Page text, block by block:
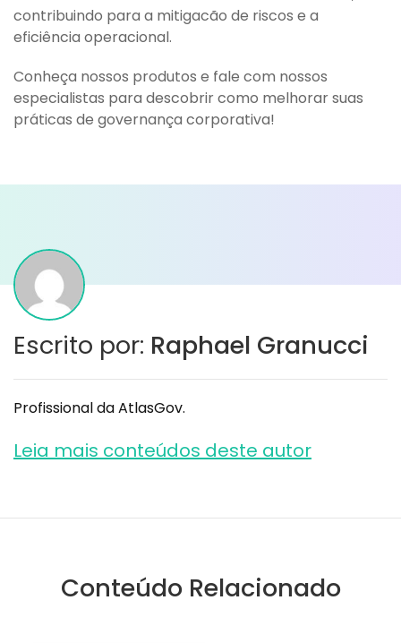
contribuindo para a mitigacão de riscos e a
eficiência operacional.
Conheça nossos produtos e fale com nossos
especialistas para descobrir como melhorar suas
práticas de governança corporativa!
Escrito por: Raphael Granucci
Profissional da AtlasGov.
Leia mais conteúdos deste autor
Conteúdo Relacionado